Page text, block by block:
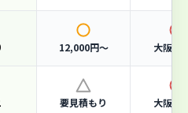
い方に
業許可を取得した正規業者。
理を行うため、不法投棄の心
12,000円〜 大阪府
要見積もり 大阪市